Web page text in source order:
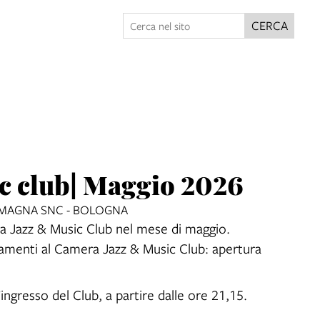
CERCA
club| Maggio 2026
SNC - BOLOGNA
& Music Club nel mese di maggio.
al Camera Jazz & Music Club: apertura
del Club, a partire dalle ore 21,15.